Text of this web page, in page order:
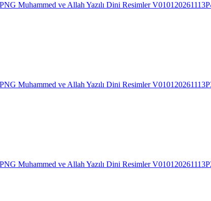
Muhammed ve Allah Yazılı Dini Resimler
Muhammed ve Allah Yazılı Dini Resimler
Muhammed ve Allah Yazılı Dini Resimler